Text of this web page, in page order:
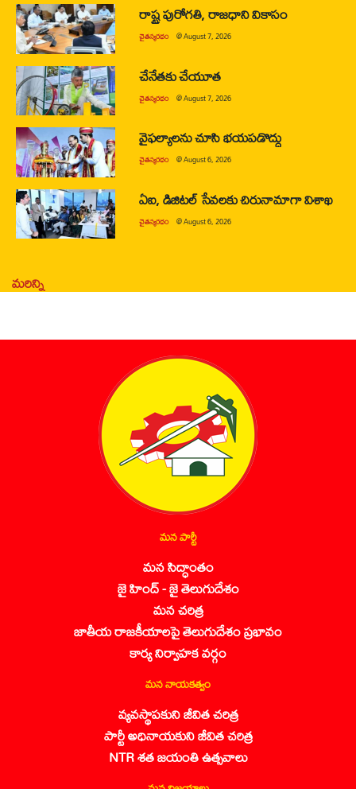
రాష్ట్ర పురోగతి, రాజధాని వికాసం
చైతన్యరధం @August 7, 2026
చేనేతకు చేయూత
చైతన్యరధం @August 7, 2026
వైఫల్యాలను చూసి భయపడొద్దు
చైతన్యరధం @August 6, 2026
ఏఐ, డిజిటల్ సేవలకు చిరునామాగా విశాఖ
చైతన్యరధం @August 6, 2026
మరిన్ని
మన పార్టీ
మన సిద్ధాంతం
జై హింద్ - జై తెలుగుదేశం
మన చరిత్ర
జాతీయ రాజకీయాలపై తెలుగుదేశం ప్రభావం
కార్య నిర్వాహక వర్గం
మన నాయకత్వం
వ్యవస్థాపకుని జీవిత చరిత్ర
పార్టీ అధినాయకుని జీవిత చరిత్ర
NTR శత జయంతి ఉత్సవాలు